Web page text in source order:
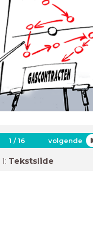
1 /16 volgende
1: Tekstslide